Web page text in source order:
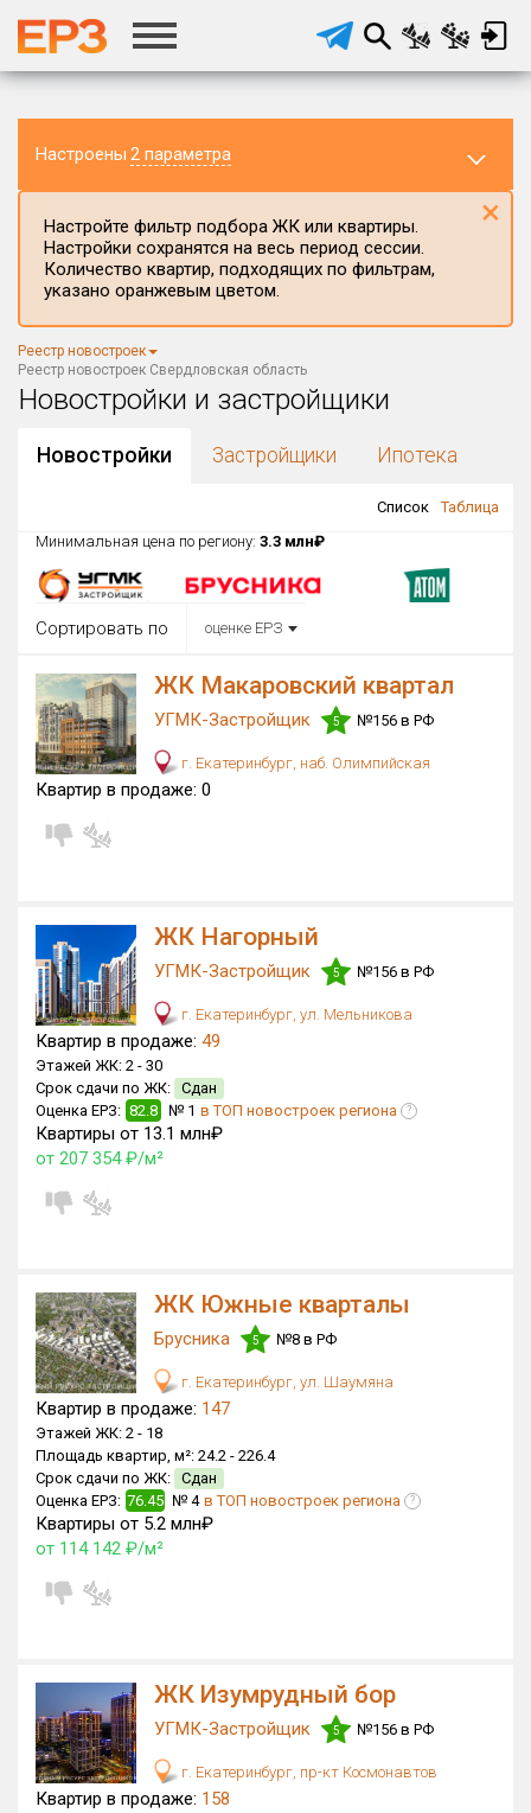
Настроены 2 параметра
Регион ЖК
Свердловская область
Район в регионе
Все
Все
Район в городе
₽/м²
Цена
от
Общая площадь, м²
Кол-во комнат
Только новые
Оценка ЕРЗ ЖК
Рейтинг ЕРЗ
Найдено:
Жилых комплексов
Многоквартирных домов
Блокированных домов
Домов с апартаментами
Поселков таунхаусов
Блокированных домов
Настройте фильтр подбора ЖК или квартиры.
Настройки сохранятся на весь период сессии.
Количество квартир, подходящих по фильтрам,
указано оранжевым цветом.
×
Реестр новостроек
Реестр новостроек Свердловская область
Новостройки и застройщики
Новостройки Застройщики Ипотека
Список
Таблица
Минимальная цена по региону: 3.3 млн₽
Сортировать по оценке ЕРЗ
ЖК Макаровский квартал
УГМК-Застройщик 5 №156 в РФ
г. Екатеринбург, наб. Олимпийская
Квартир в продаже: 0
ЖК Нагорный
УГМК-Застройщик 5 №156 в РФ
г. Екатеринбург, ул. Мельникова
Квартир в продаже: 49
Этажей ЖК: 2 - 30
Срок сдачи по ЖК: Сдан
Оценка ЕРЗ: 82.8 № 1 в ТОП новостроек региона ?
Квартиры от 13.1 млн₽
от 207 354 ₽/м²
ЖК Южные кварталы
Брусника 5 №8 в РФ
г. Екатеринбург, ул. Шаумяна
Квартир в продаже: 147
Этажей ЖК: 2 - 18
Площадь квартир, м²: 24.2 - 226.4
Срок сдачи по ЖК: Сдан
Оценка ЕРЗ: 76.45 № 4 в ТОП новостроек региона ?
Квартиры от 5.2 млн₽
от 114 142 ₽/м²
ЖК Изумрудный бор
УГМК-Застройщик 5 №156 в РФ
г. Екатеринбург, пр-кт Космонавтов
Квартир в продаже: 158